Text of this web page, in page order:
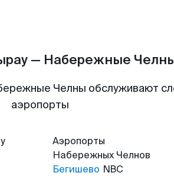
— Набережные
Челны обслуживают
аэропорты
Аэропорты
Набережных Челнов
Бегишево NBC